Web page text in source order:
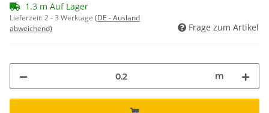
1.3 m Auf Lager
Lieferzeit:2 - 3 Werktage (DE - Ausland
abweichend)
Frage zum Artikel
m